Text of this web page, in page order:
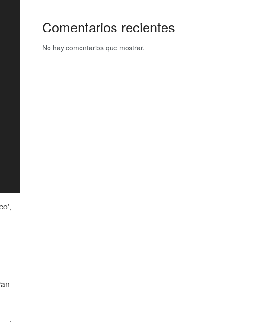
Comentarios recientes
No hay comentarios que mostrar.